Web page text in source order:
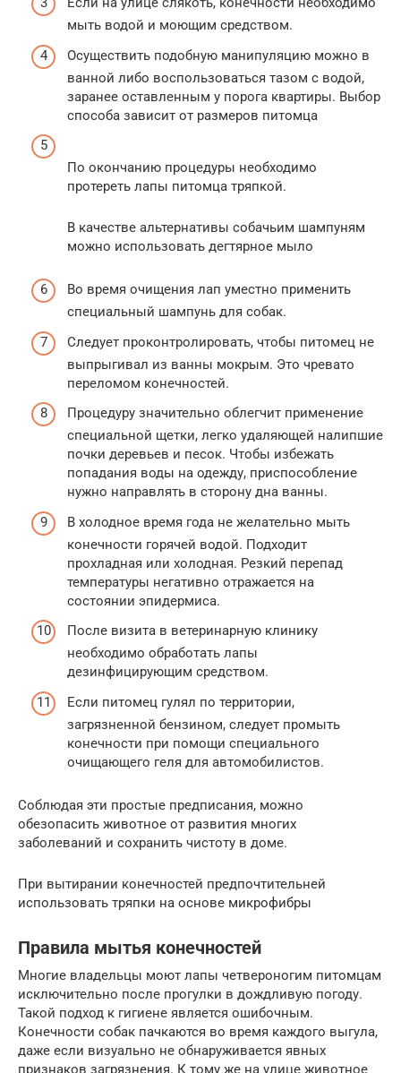
мыть водой и моющим средством.
Осуществить подобную манипуляцию можно в
ванной либо воспользоваться тазом с водой,
заранее оставленным у порога квартиры. Выбор
способа зависит от размеров питомца
По окончанию процедуры необходимо
протереть лапы питомца тряпкой.
В качестве альтернативы собачьим шампуням
можно использовать дегтярное мыло
Во время очищения лап уместно применить
специальный шампунь для собак.
Следует проконтролировать, чтобы питомец не
выпрыгивал из ванны мокрым. Это чревато
переломом конечностей.
Процедуру значительно облегчит применение
специальной щетки, легко удаляющей налипшие
почки деревьев и песок. Чтобы избежать
попадания воды на одежду, приспособление
нужно направлять в сторону дна ванны.
В холодное время года не желательно мыть
конечности горячей водой. Подходит
прохладная или холодная. Резкий перепад
температуры негативно отражается на
состоянии эпидермиса.
После визита в ветеринарную клинику
необходимо обработать лапы
дезинфицирующим средством.
Если питомец гулял по территории,
загрязненной бензином, следует промыть
конечности при помощи специального
очищающего геля для автомобилистов.
Соблюдая эти простые предписания, можно
обезопасить животное от развития многих
заболеваний и сохранить чистоту в доме.
При вытирании конечностей предпочтительней
использовать тряпки на основе микрофибры
Правила мытья конечностей
Многие владельцы моют лапы четвероногим питомцам
исключительно после прогулки в дождливую погоду.
Такой подход к гигиене является ошибочным.
Конечности собак пачкаются во время каждого выгула,
даже если визуально не обнаруживается явных
признаков загрязнения. К тому же на улице животное